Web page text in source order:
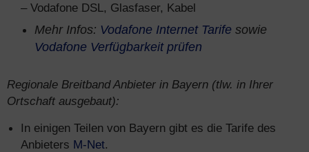
– Vodafone DSL, Glasfaser, Kabel
Mehr Infos: Vodafone Internet Tarife sowie
Vodafone Verfügbarkeit prüfen
Regionale Breitband Anbieter in Bayern (tlw. in Ihrer
Ortschaft ausgebaut):
In einigen Teilen von Bayern gibt es die Tarife des
Anbieters M-Net.